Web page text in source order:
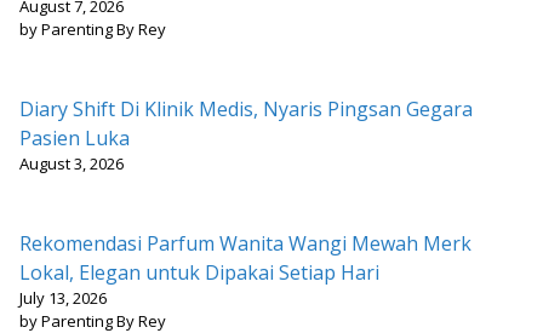
August 7, 2026
by Parenting By Rey
Diary Shift Di Klinik Medis, Nyaris Pingsan Gegara
Pasien Luka
August 3, 2026
Rekomendasi Parfum Wanita Wangi Mewah Merk
Lokal, Elegan untuk Dipakai Setiap Hari
July 13, 2026
by Parenting By Rey